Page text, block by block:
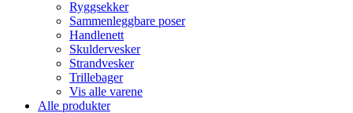
Ryggsekker
Sammenleggbare poser
Handlenett
Skuldervesker
Strandvesker
Trillebager
Vis alle varene
Alle produkter